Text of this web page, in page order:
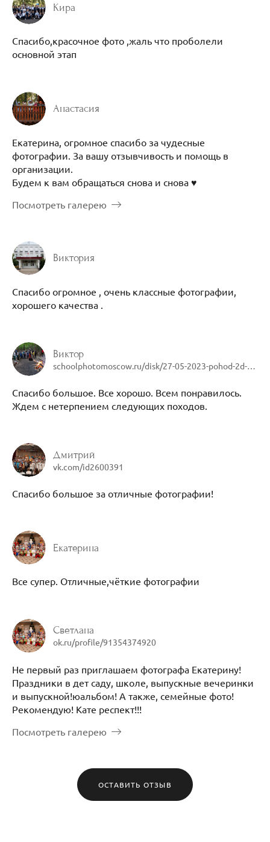
Кира
Спасибо,красочное фото ,жаль что проболели
основной этап
Анастасия
Екатерина, огромное спасибо за чудесные
фотографии. За вашу отзывчивость и помощь в
организации.
Будем к вам обращаться снова и снова ♥️
Посмотреть галерею
Виктория
Спасибо огромное , очень классные фотографии,
хорошего качества .
Виктор
Спасибо большое. Все хорошо. Всем понравилось.
Ждем с нетерпением следующих походов.
Дмитрий
vk.com/id2600391
Спасибо большое за отличные фотографии!
Екатерина
Все супер. Отличные,чёткие фотографии
Светлана
ok.ru/profile/91354374920
Не первый раз приглашаем фотографа Екатерину!
Праздники в дет саду, школе, выпускные вечеринки
и выпускной!юальбом! А также, семейные фото!
Рекомендую! Кате респект!!!
Посмотреть галерею
ОСТАВИТЬ ОТЗЫВ